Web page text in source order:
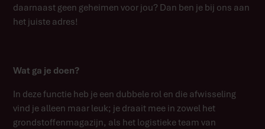
daarnaast geen geheimen voor jou? Dan ben je bij ons aan
het juiste adres!
Wat ga je doen?
In deze functie heb je een dubbele rol en die afwisseling
vind je alleen maar leuk; je draait mee in zowel het
grondstoffenmagazijn, als het logistieke team van